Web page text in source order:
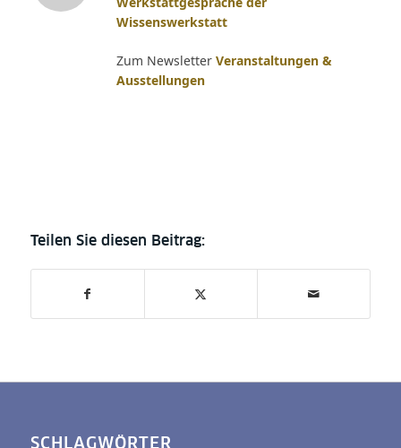
Wissenswerkstatt
Zum Newsletter Veranstaltungen &
Ausstellungen
SCHLAGWÖRTER